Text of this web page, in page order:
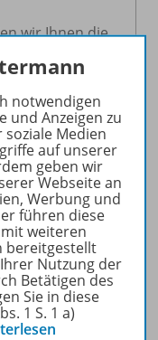
wir Ihnen die
die
zu den
fürHessen,
Pfalz
für
Schleswig-
unter der
aber
alle
↗
notwendigen
und Anzeigen zu
Medien
auf unserer
geben wir
Webseite an
Werbung und
führen diese
weiteren
bereitgestellt
Nutzung der
Betätigen des
Sie in diese
1 S. 1 a)